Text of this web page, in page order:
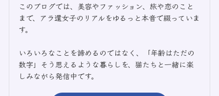
このブログでは、美容やファッション、旅や恋のこと
まで、アラ還女子のリアルをゆるっと本音で綴っていま
す。
いろいろなことを諦めるのではなく、「年齢はただの
数字」そう思えるような暮らしを、猫たちと一緒に楽
しみながら発信中です。